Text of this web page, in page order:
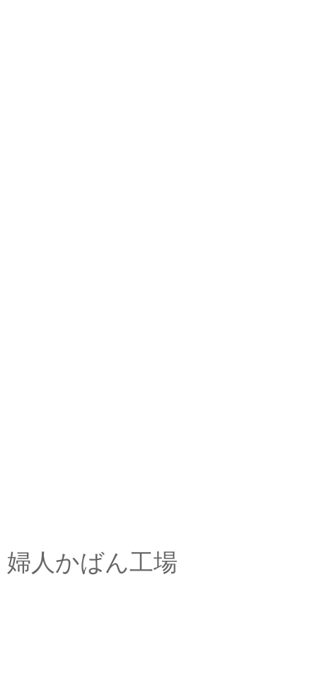
婦人かばん工場